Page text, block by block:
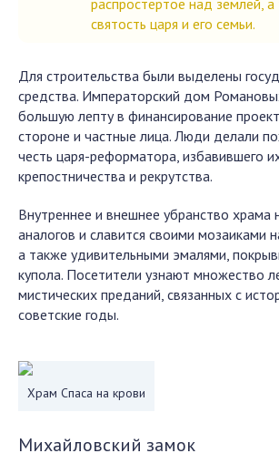
распростертое над землей,
святость царя и его семьи.
Для строительства были выделены
средства. Императорский дом
большую лепту в финансирование
стороне и частные лица. Люди делали
честь царя-реформатора, избавившего
крепостничества и рекрутства.
Внутреннее и внешнее убранство храма
аналогов и славится своими мозаиками
а также удивительными эмалями,
купола. Посетители узнают множество
мистических преданий, связанных с
советские годы.
Храм Спаса на крови
Михайловский замок